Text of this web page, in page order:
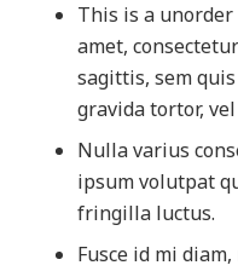
This is a
amet,
sagittis, sem
gravida tortor,
Nulla varius
ipsum volutpat
fringilla luctus.
Fusce id mi